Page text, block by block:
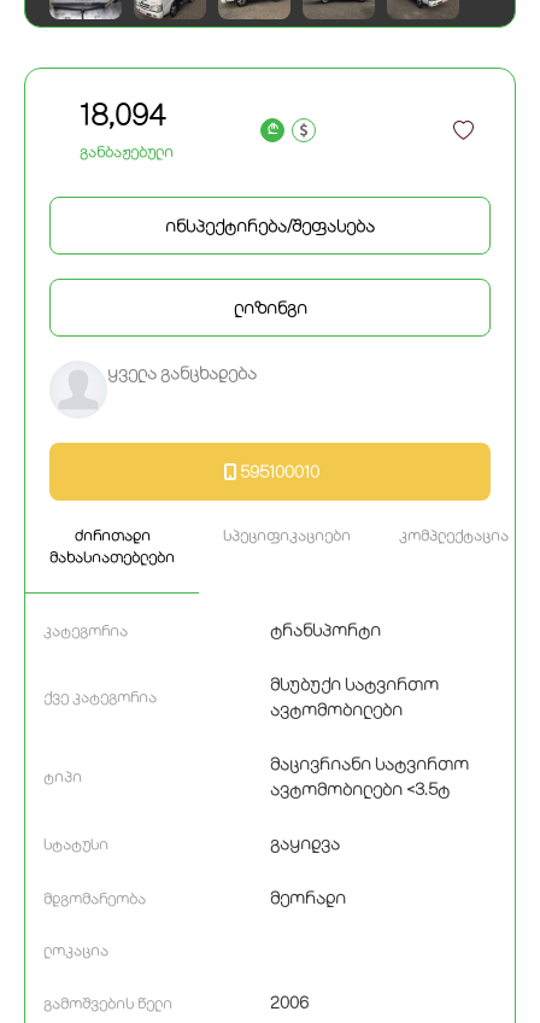
18,094
განბაჟებული
a
ძირითადი
მახასიათებლები
სპეციფიკაციები კომპლექტაცია
კატეგორია ტრანსპორტი
ქვე კატეგორია
მსუბუქი სატვირთო
ავტომობილები
ტიპი
მაცივრიანი სატვირთო
ავტომობილები <3.5ტ
სტატუსი გაყიდვა
მდგომარეობა მეორადი
ლოკაცია
გამოშვების წელი 2006
ინსპექტირება/შეფასება
ლიზინგი
ყველა განცხადება
595100010